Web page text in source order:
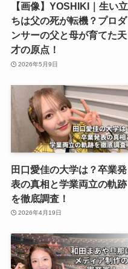
【画像】YOSHIKI｜生い立
ちは父の死が転機？プロダ
ンサーの父と母が育てた天
才の原点！
2026年5月9日
田口愛佳の大学は？卒業発
表の真相と学業両立の軌跡
を徹底調査！
2026年4月19日